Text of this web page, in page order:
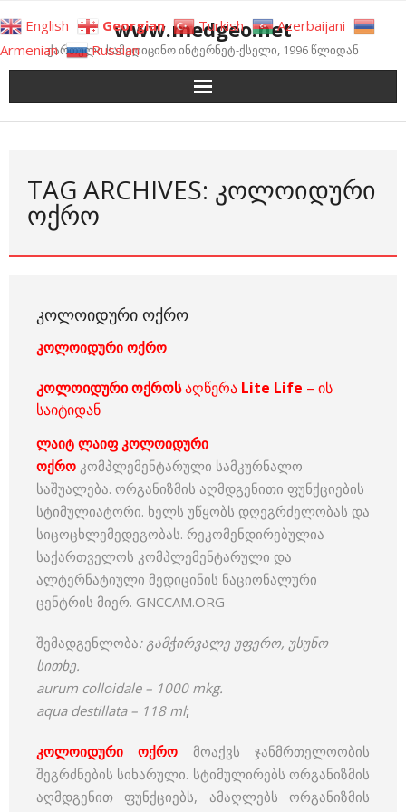
to
content
www.medgeo.net
ქართული სამედიცინო ინტერნეტ-ქსელი, 1996 წლიდან
TAG ARCHIVES: ᲙᲝᲚᲝᲘᲓᲣᲠᲘ
ᲝᲥᲠᲝ
ᲙᲝᲚᲝᲘᲓᲣᲠᲘ ᲝᲥᲠᲝ
კოლოიდური ოქრო
კოლოიდური ოქროსაღწერა Lite Life – ის
საიტიდან
ლაიტ ლაიფ კოლოიდური
ოქრო კომპლემენტარული სამკურნალო
საშუალება. ორგანიზმის აღმდგენითი ფუნქციების
სტიმულიატორი. ხელს უწყობს დღეგრძელობას და
სიცოცხლემედეგობას. რეკომენდირებულია
საქართველოს კომპლემენტარული და
ალტერნატიული მედიცინის ნაციონალური
ცენტრის მიერ. GNCCAM.ORG
შემადგენლობა: გამჭირვალე უფერო, უსუნო
სითხე.
aurum colloidale – 1000 mkg.
aqua destillata – 118 ml;
კოლოიდური ოქრო მოაქვს ჯანმრთელოობის
შეგრძნების სიხარული. სტიმულირებს ორგანიზმის
აღმდგენით ფუნქციებს, ამაღლებს ორგანიზმის
English Georgian Turkish
Azerbaijani
Armenian
Russian